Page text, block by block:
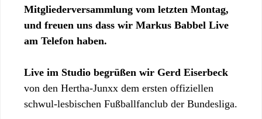
Mitgliederversammlung vom letzten Montag,
und freuen uns dass wir Markus Babbel Live
am Telefon haben.
Live im Studio begrüßen wir Gerd Eiserbeck
von den Hertha-Junxx dem ersten offiziellen
schwul-lesbischen Fußballfanclub der Bundesliga.